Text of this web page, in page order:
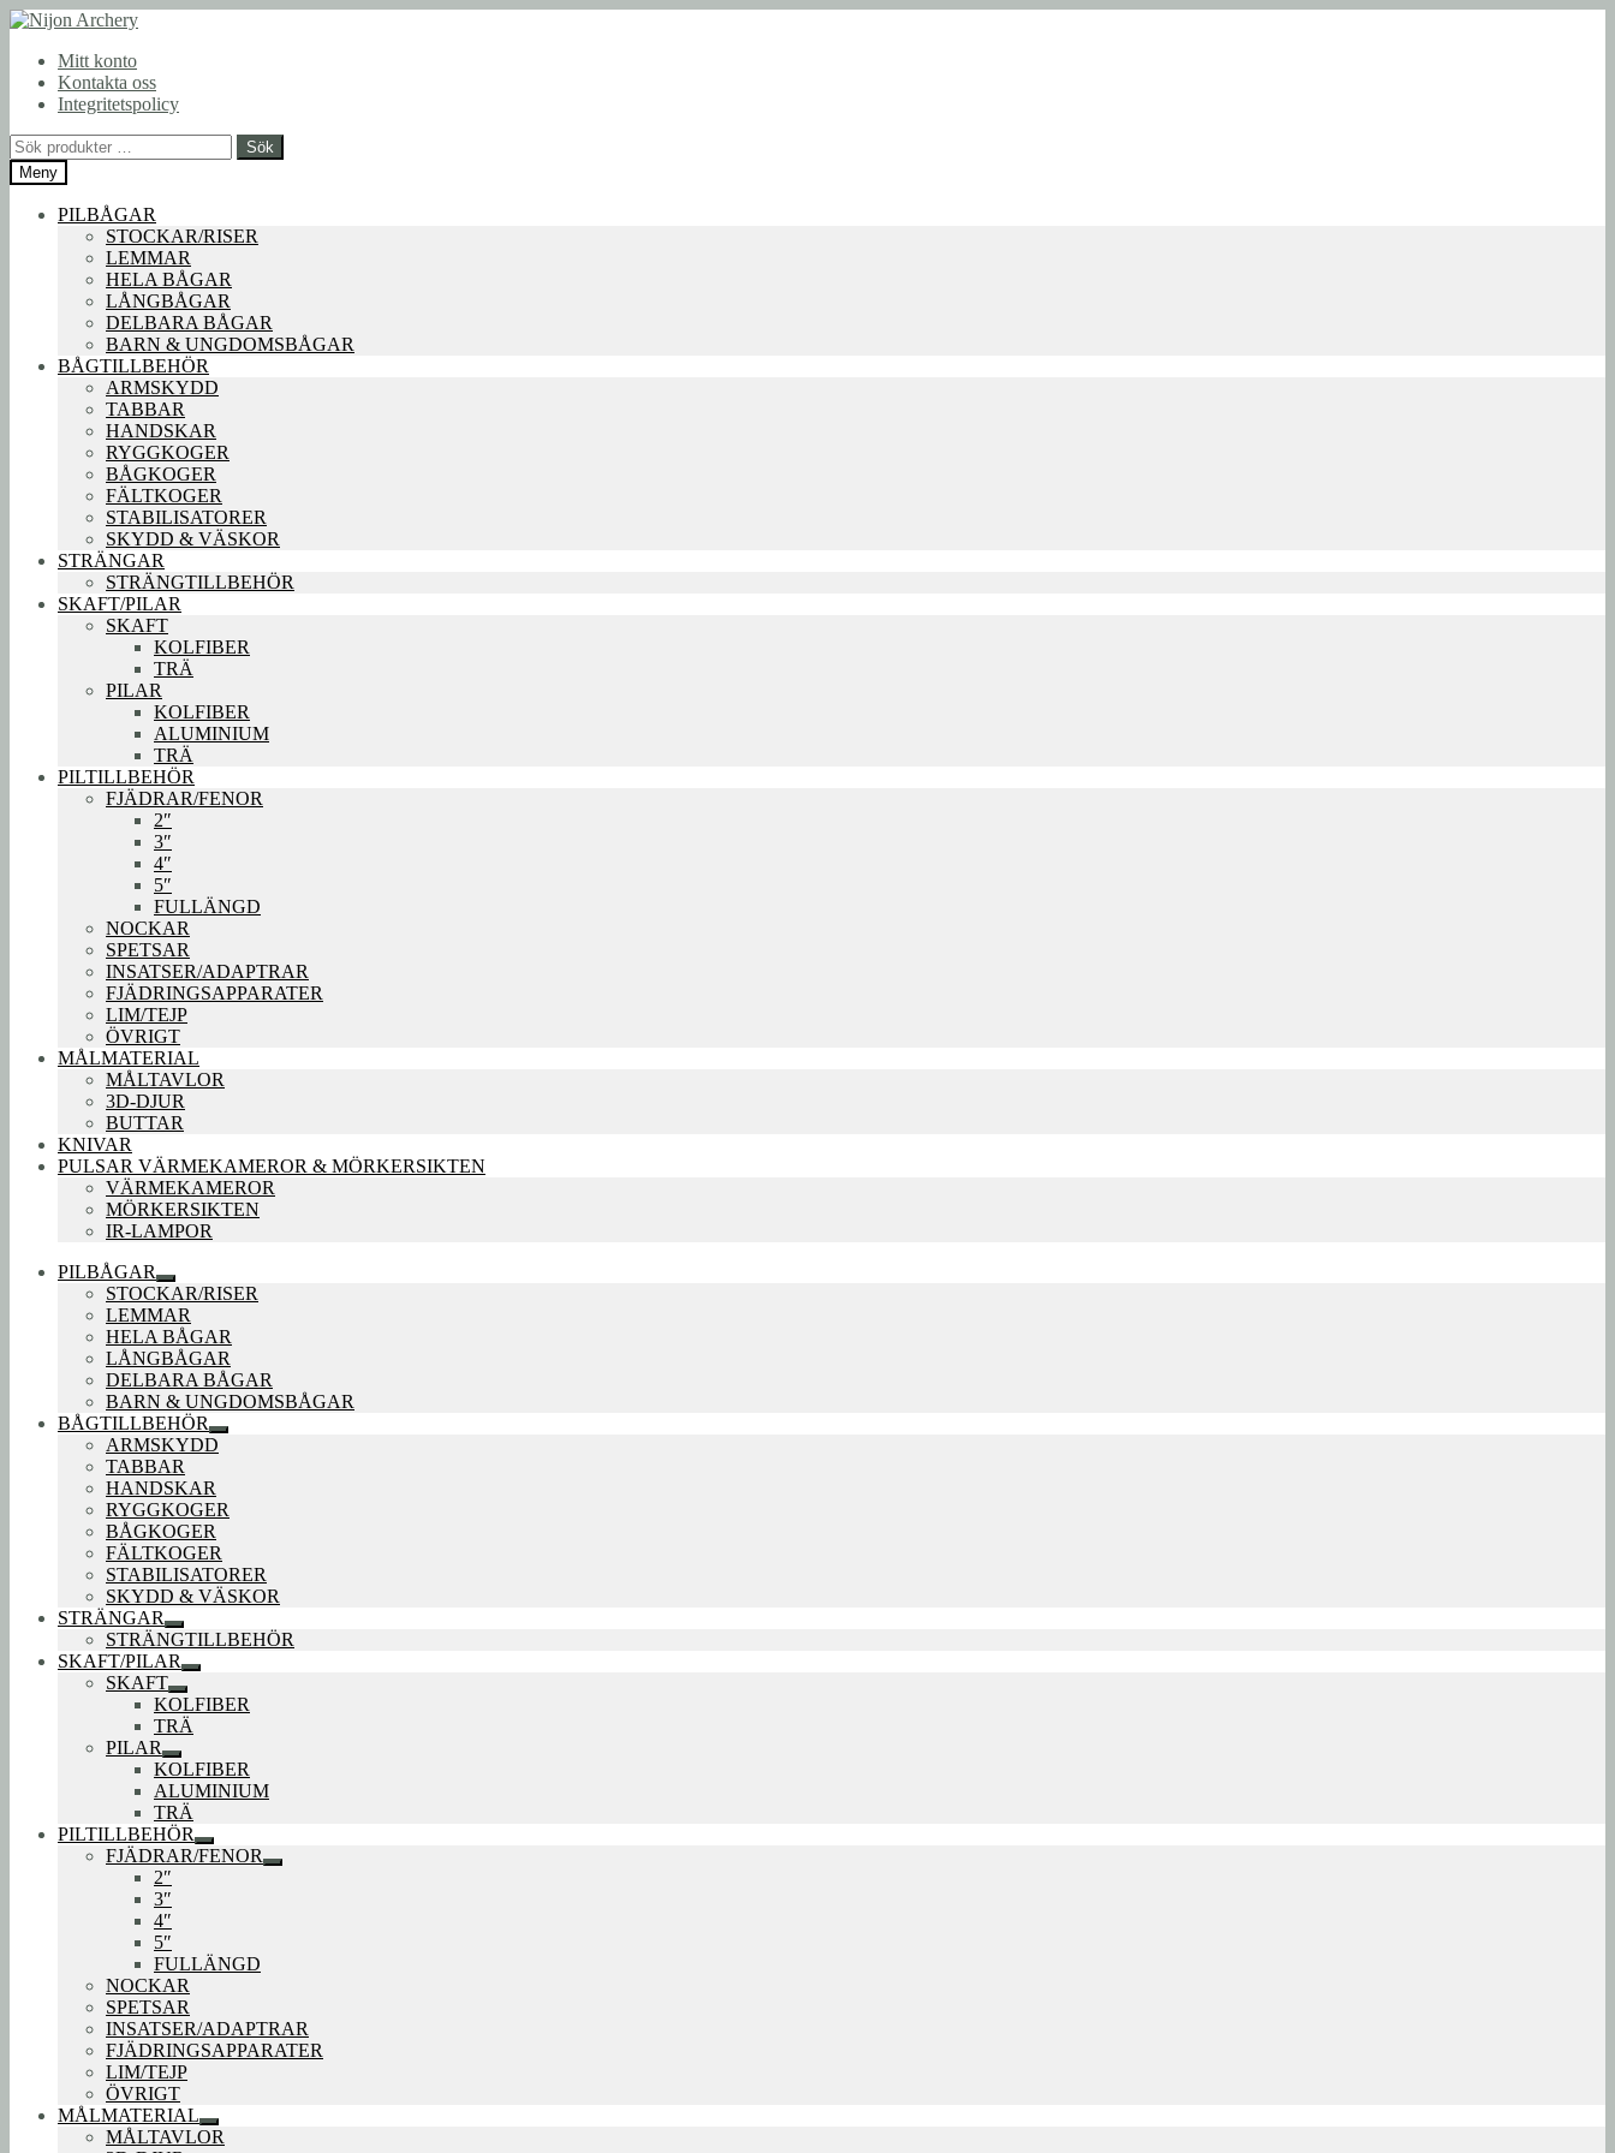
Hoppa
navigering
Hoppa
innehållMitt konto
Kontakta oss
Integritetspolicy
Sök
efter:
Sök
Meny
PILBÅGAR
STOCKAR/RISER
LEMMAR
HELA BÅGAR
LÅNGBÅGAR
DELBARA BÅGAR
BARN & UNGDOMSBÅGAR
BÅGTILLBEHÖR
ARMSKYDD
TABBAR
HANDSKAR
RYGGKOGER
BÅGKOGER
FÄLTKOGER
STABILISATORER
SKYDD & VÄSKOR
STRÄNGAR
STRÄNGTILLBEHÖR
SKAFT/PILAR
SKAFT
KOLFIBER
TRÄ
PILAR
KOLFIBER
ALUMINIUM
TRÄ
PILTILLBEHÖR
FJÄDRAR/FENOR
2″
3″
4″
5″
FULLÄNGD
NOCKAR
SPETSAR
INSATSER/ADAPTRAR
FJÄDRINGSAPPARATER
LIM/TEJP
ÖVRIGT
MÅLMATERIAL
MÅLTAVLOR
3D-DJUR
BUTTAR
KNIVAR
PULSAR VÄRMEKAMEROR & MÖRKERSIKTEN
VÄRMEKAMEROR
MÖRKERSIKTEN
IR-LAMPOR
PILBÅGAR
Expandera
undermeny
STOCKAR/RISER
LEMMAR
HELA BÅGAR
LÅNGBÅGAR
DELBARA BÅGAR
BARN & UNGDOMSBÅGAR
BÅGTILLBEHÖR
Expandera
undermeny
ARMSKYDD
TABBAR
HANDSKAR
RYGGKOGER
BÅGKOGER
FÄLTKOGER
STABILISATORER
SKYDD & VÄSKOR
STRÄNGAR
Expandera
undermeny
STRÄNGTILLBEHÖR
SKAFT/PILAR
Expandera
undermeny
SKAFT
Expandera
undermeny
KOLFIBER
TRÄ
PILAR
Expandera
undermeny
KOLFIBER
ALUMINIUM
TRÄ
PILTILLBEHÖR
Expandera
undermeny
FJÄDRAR/FENOR
Expandera
2″
3″
4″
5″
FULLÄNGD
NOCKAR
SPETSAR
INSATSER/ADAPTRAR
FJÄDRINGSAPPARATER
LIM/TEJP
ÖVRIGT
MÅLMATERIAL
Expandera
undermeny
MÅLTAVLOR